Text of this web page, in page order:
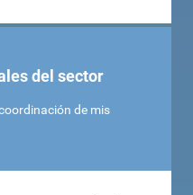
del sector
de mis